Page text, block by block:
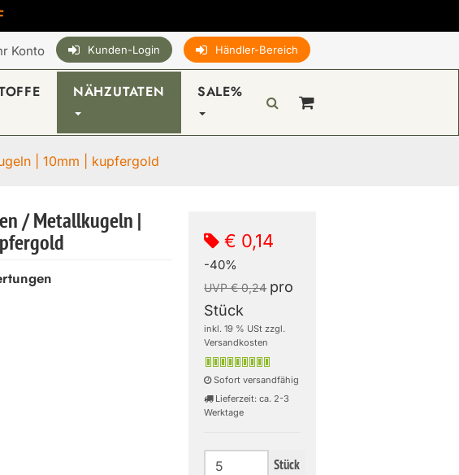
Konto Kunden-Login Händler-Bereich
NÄHZUTATEN SALE%
| 10mm | kupfergold
/ Metallkugeln |
€ 0,14
-40%
UVP € 0,24 pro
Stück
inkl. 19 % USt zzgl.
Versandkosten
Sofort versandfähig
Lieferzeit: ca. 2-3
Werktage
Stück